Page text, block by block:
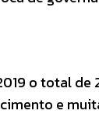
o total de
e